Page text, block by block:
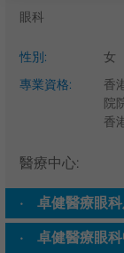
最新資訊
語言
卓
眼科
性別:
女
專業資格:
香
院
香
醫療中心:
卓健醫療眼
卓健醫療眼